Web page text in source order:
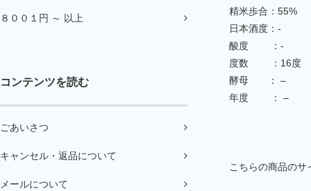
８００１円 ～ 以上
コンテンツを読む
ごあいさつ
キャンセル・返品について
メールについて
精米歩合：55%
日本酒度：-
酸度 ：-
度数 ：16度
酵母 ： –
年度 ： –
こちらの商品の